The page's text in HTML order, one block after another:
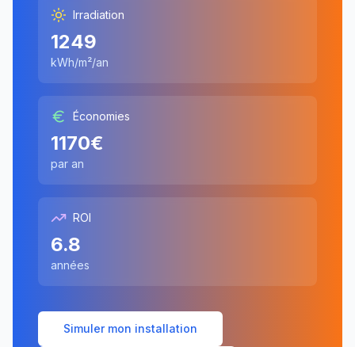
Irradiation
1249
kWh/m²/an
Économies
1170€
par an
ROI
6.8
années
Simuler mon installation